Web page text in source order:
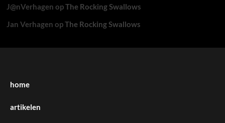
J@nVerhagen opThe Rocking Swallows
Jan Verhagen opThe Rocking Swallows
home
artikelen